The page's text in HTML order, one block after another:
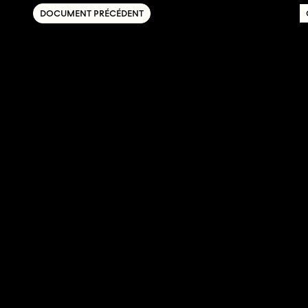
DOCUMENT PRÉCÉDENT